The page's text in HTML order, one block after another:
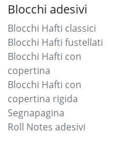
Blocchi adesivi
Blocchi Hafti classici
Blocchi Hafti fustellati
Blocchi Hafti con
copertina
Blocchi Hafti con
copertina rigida
Segnapagina
Roll Notes adesivi